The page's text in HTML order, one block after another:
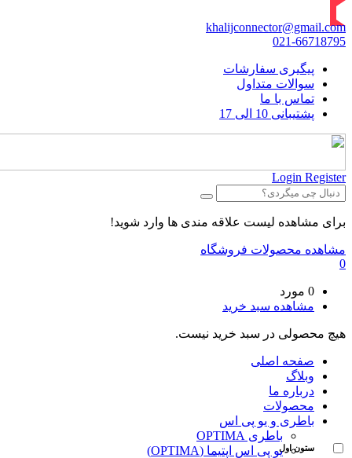
khalijconnector@gmail.com
021-66718795
پیگیری سفارشات
سوالات متداول
تماس با ما
پشتیبانی 10 الی 17
Login Register
برای مشاهده لیست علاقه مندی ها وارد شوید!
مشاهده محصولات فروشگاه
0
0 مورد
مشاهده سبد خرید
هیچ محصولی در سبد خرید نیست.
صفحه اصلی
وبلاگ
درباره ما
محصولات
ستون اول
باطری و یو پی اس
باطری OPTIMA
یو پی اس اپتیما (OPTIMA)